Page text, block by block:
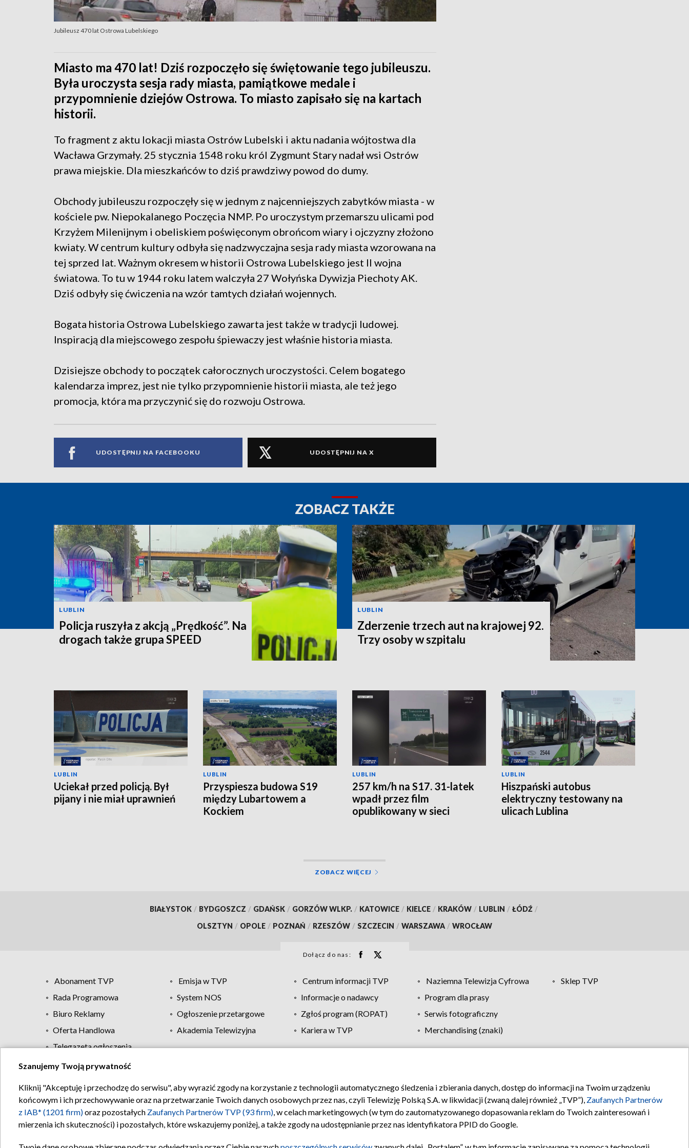
Jubileusz 470 lat Ostrowa Lubelskiego
Miasto ma 470 lat! Dziś rozpoczęło się świętowanie tego jubileuszu.
Była uroczysta sesja rady miasta, pamiątkowe medale i
przypomnienie dziejów Ostrowa. To miasto zapisało się na kartach
historii.
To fragment z aktu lokacji miasta Ostrów Lubelski i aktu nadania wójtostwa dla
Wacława Grzymały. 25 stycznia 1548 roku król Zygmunt Stary nadał wsi Ostrów
prawa miejskie. Dla mieszkańców to dziś prawdziwy powod do dumy.
Obchody jubileuszu rozpoczęły się w jednym z najcenniejszych zabytków miasta - w
kościele pw. Niepokalanego Poczęcia NMP. Po uroczystym przemarszu ulicami pod
Krzyżem Milenijnym i obeliskiem poświęconym obrońcom wiary i ojczyzny złożono
kwiaty. W centrum kultury odbyła się nadzwyczajna sesja rady miasta wzorowana na
tej sprzed lat. Ważnym okresem w historii Ostrowa Lubelskiego jest II wojna
światowa. To tu w 1944 roku latem walczyła 27 Wołyńska Dywizja Piechoty AK.
Dziś odbyły się ćwiczenia na wzór tamtych działań wojennych.
Bogata historia Ostrowa Lubelskiego zawarta jest także w tradycji ludowej.
Inspiracją dla miejscowego zespołu śpiewaczy jest właśnie historia miasta.
Dzisiejsze obchody to początek całorocznych uroczystości. Celem bogatego
kalendarza imprez, jest nie tylko przypomnienie historii miasta, ale też jego
promocja, która ma przyczynić się do rozwoju Ostrowa.
UDOSTĘPNIJ NA FACEBOOKU UDOSTĘPNIJ NA X
ZOBACZ TAKŻE
LUBLIN
Policja ruszyła z akcją „Prędkość”. Na
drogach także grupa SPEED
LUBLIN
Zderzenie trzech aut na krajowej 92.
Trzy osoby w szpitalu
LUBLIN
Uciekał przed policją. Był
pijany i nie miał uprawnień
LUBLIN
Przyspiesza budowa S19
między Lubartowem a
Kockiem
LUBLIN
257 km/h na S17. 31-latek
wpadł przez film
opublikowany w sieci
LUBLIN
Hiszpański autobus
elektryczny testowany na
ulicach Lublina
ZOBACZ WIĘCEJ
BIAŁYSTOK / BYDGOSZCZ / GDAŃSK / GORZÓW WLKP. / KATOWICE / KIELCE / KRAKÓW / LUBLIN / ŁÓDŹ /
OLSZTYN / OPOLE / POZNAŃ / RZESZÓW / SZCZECIN / WARSZAWA / WROCŁAW
Dołącz do nas:
Abonament TVP Emisja w TVP Centrum informacji TVP Naziemna Telewizja Cyfrowa
Sklep TVP
Rada Programowa
System NOS Informacje o nadawcy
Program dla prasy
Biuro Reklamy
Ogłoszenie przetargowe Zgłoś program (ROPAT)
Serwis fotograficzny
Oferta Handlowa
Akademia Telewizyjna Kariera w TVP
Merchandising (znaki)
Telegazeta ogłoszenia
Regulamin TVP Polityka prywatności Moje zgody Pomoc Biuro reklamy Kontakt
Szanujemy Twoją prywatność
Kliknij "Akceptuję i przechodzę do serwisu", aby wyrazić zgody na korzystanie z technologii automatycznego śledzenia i zbierania danych, dostęp do informacji na Twoim urządzeniu
końcowym i ich przechowywanie oraz na przetwarzanie Twoich danych osobowych przez nas, czyli Telewizję Polską S.A. w likwidacji (zwaną dalej również „TVP”), Zaufanych Partnerów
z IAB* (1201 firm)oraz pozostałych Zaufanych Partnerów TVP (93 firm), w celach marketingowych (w tym do zautomatyzowanego dopasowania reklam do Twoich zainteresowań i
mierzenia ich skuteczności) i pozostałych, które wskazujemy poniżej, a także zgody na udostępnianie przez nas identyfikatora PPID do Google.